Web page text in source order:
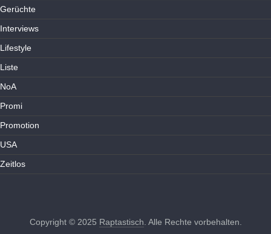
Gerüchte
Interviews
Lifestyle
Liste
NoA
Promi
Promotion
USA
Zeitlos
Copyright © 2025 Raptastisch . Alle Rechte vorbehalten.